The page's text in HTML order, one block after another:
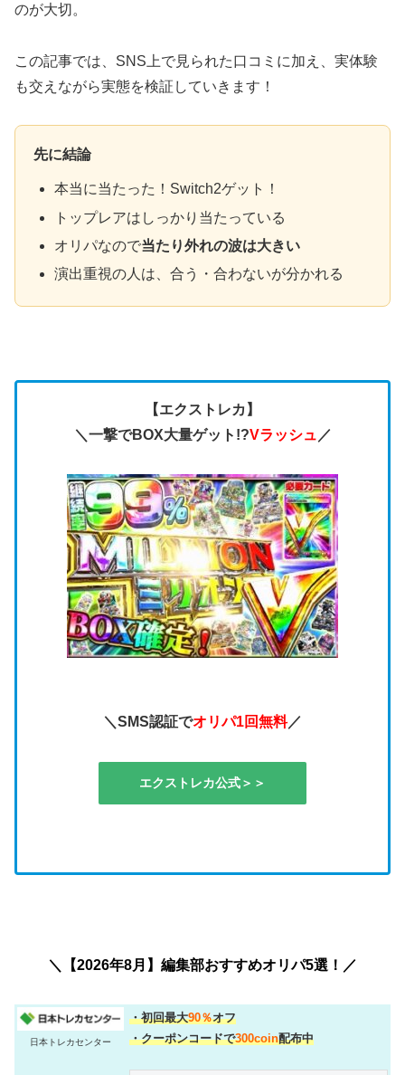
のが大切。
この記事では、SNS上で見られた口コミに加え、実体験
も交えながら実態を検証していきます！
先に結論
本当に当たった！Switch2ゲット！
トップレアはしっかり当たっている
オリパなので当たり外れの波は大きい
演出重視の人は、合う・合わないが分かれる
【エクストレカ】
＼一撃でBOX大量ゲット!?Vラッシュ ／
＼SMS認証でオリパ1回無料／
エクストレカ公式＞＞
＼【2026年8月】編集部おすすめオリパ5選！／
日本トレカセンター
・初回最大90％オフ
・クーポンコードで300coin配布中